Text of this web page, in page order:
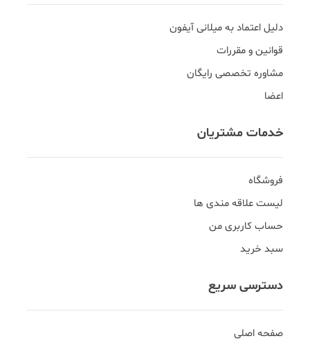
دلیل اعتماد به میلانی آیفون
قوانین و مقررات
مشاوره تخصصی رایگان
اعضا
خدمات مشتریان
فروشگاه
لیست علاقه مندی ها
حساب کاربری من
سبد خرید
دسترسی سریع
صفحه اصلی